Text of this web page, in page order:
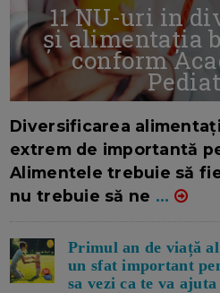
11 NU-uri in
și alimentația
conform
Diversificarea
extrem de importantă
Alimentele trebuie să
nu trebuie să ne ...
Primul an de viață
un sfat important
sa vezi ca te va ajuta